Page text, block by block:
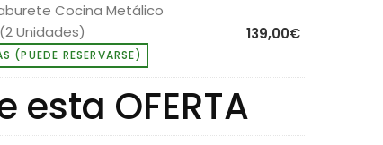
Cocina Metálico
Unidades)
(PUEDE RESERVARSE)
139,00€
esta OFERTA